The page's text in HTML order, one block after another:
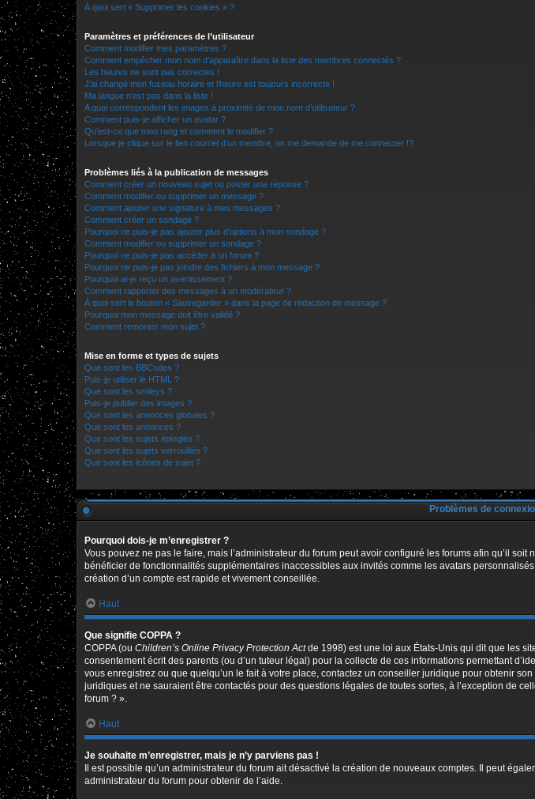
À quoi sert « Supprimer les cookies » ?
Paramètres et préférences de l’utilisateur
Comment modifier mes paramètres ?
Comment empêcher mon nom d’apparaître dans la liste des membres connectés ?
Les heures ne sont pas correctes !
J’ai changé mon fuseau horaire et l’heure est toujours incorrecte !
Ma langue n’est pas dans la liste !
A quoi correspondent les images à proximité de mon nom d’utilisateur ?
Comment puis-je afficher un avatar ?
Qu’est-ce que mon rang et comment le modifier ?
Lorsque je clique sur le lien courrield’un membre, on me demande de me connecter !?
Problèmes liés à la publication de messages
Comment créer un nouveau sujet ou poster une réponse ?
Comment modifier ou supprimer un message ?
Comment ajouter une signature à mes messages ?
Comment créer un sondage ?
Pourquoi ne puis-je pas ajouter plus d’options à mon sondage ?
Comment modifier ou supprimer un sondage ?
Pourquoi ne puis-je pas accéder à un forum ?
Pourquoi ne puis-je pas joindre des fichiers à mon message ?
Pourquoi ai-je reçu un avertissement ?
Comment rapporter des messages à un modérateur ?
À quoi sert le bouton « Sauvegarder » dans la page de rédaction de message ?
Pourquoi mon message doit être validé ?
Comment remonter mon sujet ?
Mise en forme et types de sujets
Que sont les BBCodes ?
Puis-je utiliser le HTML ?
Que sont les smileys ?
Puis-je publier des images ?
Que sont les annonces globales ?
Que sont les annonces ?
Que sont les sujets épinglés ?
Que sont les sujets verrouillés ?
Que sont les icônes de sujet ?
Problèmes de
Pourquoi dois-je m’enregistrer ?
Vous pouvez ne pas le faire, mais l’administrateur du forum peut avoir configuré les forums afin qu’il
bénéficier de fonctionnalités supplémentaires inaccessibles aux invités comme les avatars
création d’un compte est rapide et vivement conseillée.
Haut
Que signifie COPPA ?
COPPA (ou Children’s Online Privacy Protection Actde 1998) est une loi aux États-Unis qui dit que les
consentement écrit des parents (ou d’un tuteur légal) pour la collecte de ces informations permettant
vous enregistrez ou que quelqu’un le fait à votre place, contactez un conseiller juridique pour obtenir
juridiques et ne sauraient être contactés pour des questions légales de toutes sortes, à l’exception de
forum ? ».
Haut
Je souhaite m’enregistrer, mais je n’y parviens pas !
Il est possible qu’un administrateur du forum ait désactivé la création de nouveaux comptes. Il peut
administrateur du forum pour obtenir de l’aide.